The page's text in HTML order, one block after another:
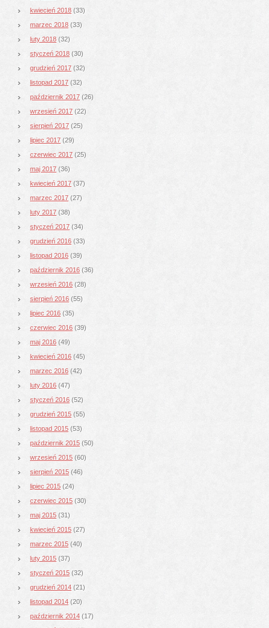
kwiecień 2018 (33)
marzec 2018 (33)
luty 2018 (32)
styczeń 2018 (30)
grudzień 2017 (32)
listopad 2017 (32)
październik 2017 (26)
wrzesień 2017 (22)
sierpień 2017 (25)
lipiec 2017 (29)
czerwiec 2017 (25)
maj 2017 (36)
kwiecień 2017 (37)
marzec 2017 (27)
luty 2017 (38)
styczeń 2017 (34)
grudzień 2016 (33)
listopad 2016 (39)
październik 2016 (36)
wrzesień 2016 (28)
sierpień 2016 (55)
lipiec 2016 (35)
czerwiec 2016 (39)
maj 2016 (49)
kwiecień 2016 (45)
marzec 2016 (42)
luty 2016 (47)
styczeń 2016 (52)
grudzień 2015 (55)
listopad 2015 (53)
październik 2015 (50)
wrzesień 2015 (60)
sierpień 2015 (46)
lipiec 2015 (24)
czerwiec 2015 (30)
maj 2015 (31)
kwiecień 2015 (27)
marzec 2015 (40)
luty 2015 (37)
styczeń 2015 (32)
grudzień 2014 (21)
listopad 2014 (20)
październik 2014 (17)